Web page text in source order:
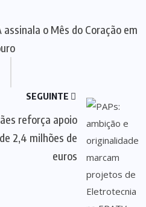
assinala o Mês do Coração em
SEGUINTE
reforça apoio
2,4 milhões de
euros